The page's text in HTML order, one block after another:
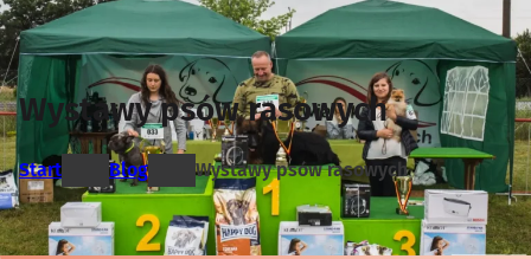
Wystawy psów rasowych
Start Blog Wystawy psów rasowych